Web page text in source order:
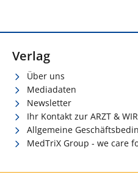
Verlag
Über uns
Mediadaten
Newsletter
Ihr Kontakt zur ARZT &
Allgemeine
MedTriX Group - we care